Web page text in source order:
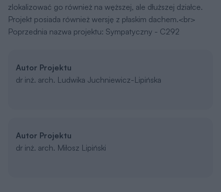
zlokalizować go również na węższej, ale dłuższej działce.
Projekt posiada również wersję z płaskim dachem.<br>
Poprzednia nazwa projektu: Sympatyczny - C292
Autor Projektu
dr inż. arch. Ludwika Juchniewicz-Lipińska
Autor Projektu
dr inż. arch. Miłosz Lipiński